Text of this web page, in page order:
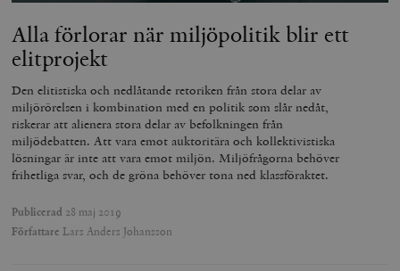
Alla förlorar när miljöpolitik blir ett
elitprojekt
Den elitistiska och nedlåtande retoriken från stora delar av
miljörörelsen i kombination med en politik som slår nedåt,
riskerar att alienera stora delar av befolkningen från
miljödebatten. Att vara emot auktoritära och kollektivistiska
lösningar är inte att vara emot miljön. Miljöfrågorna behöver
frihetliga svar, och de gröna behöver tona ned klassföraktet.
Publicerad 28 maj 2019
Författare Lars Anders Johansson